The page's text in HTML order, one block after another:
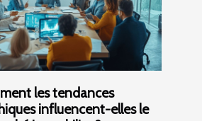
les tendances
influencent-elles le